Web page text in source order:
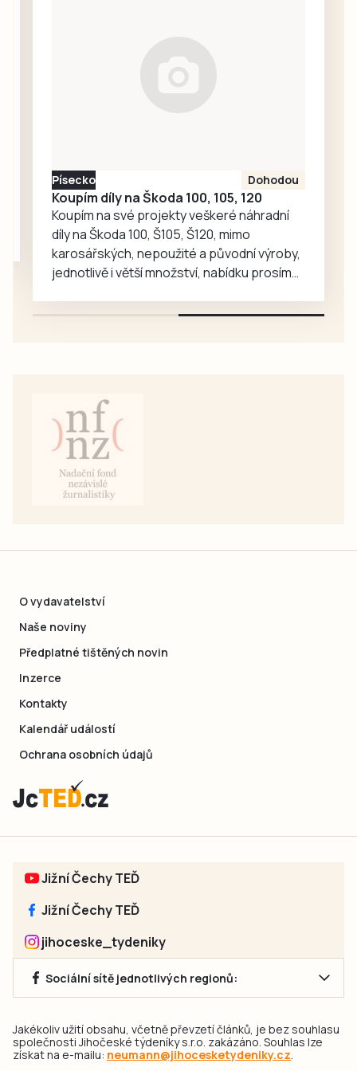
Písecko Dohodou
Koupím díly na Škoda 100, 105, 120
Koupím na své projekty veškeré náhradní
díly na Škoda 100, Š105, Š120, mimo
karosářských, nepoužité a původní výroby,
jednotlivě i větší množství, nabídku prosím
O vydavatelství
Naše noviny
Předplatné tištěných novin
Inzerce
Kontakty
Kalendář událostí
Ochrana osobních údajů
Jižní Čechy TEĎ
Jižní Čechy TEĎ
jihoceske_tydeniky
Sociální sítě jednotlivých regionů:
Jakékoliv užití obsahu, včetně převzetí článků, je bez souhlasu
společnosti Jihočeské týdeníky s.r.o. zakázáno. Souhlas lze
získat na e-mailu: neumann@jihocesketydeniky.cz.